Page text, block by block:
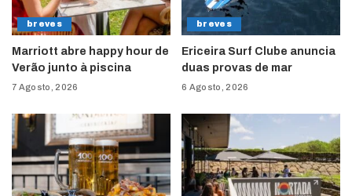
breves
Marriott abre happy hour de
Verão junto à piscina
7 Agosto, 2026
breves
Ericeira Surf Clube anuncia
duas provas de mar
6 Agosto, 2026